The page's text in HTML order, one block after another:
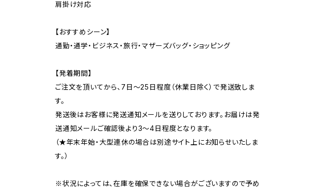
肩掛け対応
【おすすめシーン】
通勤・通学・ビジネス・旅行・マザーズバッグ・ショッピング
【発着期間】
ご注文を頂いてから、7日〜25日程度（休業日除く）で発送致しま
す。
発送後はお客様に発送通知メールを送りしております。お届けは発
送通知メールご確認後より3〜4日程度となります。
（★年末年始・大型連休の場合は別途サイト上にお知らせいたしま
す。）
※状況によっては、在庫を確保できない場合がございますので予め